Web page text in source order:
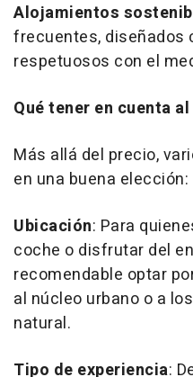
Alojamientos
frecuentes, diseñados
respetuosos con el
Qué tener en cuenta
Más allá del precio,
en una buena elección:
Ubicación: Para
coche o disfrutar del
recomendable optar
al núcleo urbano o a
natural.
Tipo de experiencia: